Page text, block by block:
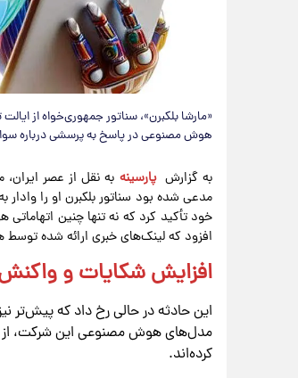
«مارشا بلکبرن»، سناتور جمهوری‌خواه از
هوش مصنوعی در پاسخ به پرسشی درباره
به گزارش پارسینه
مدعی شده بود سناتور بلکبرن او را
خود تأکید کرد که نه تنها چنین
افزود که لینک‌های خبری ارائه شده
افزایش شکایات و
این حادثه در حالی رخ داد که پیش‌تر
مدل‌های هوش مصنوعی این شرکت، از
کرده‌اند.